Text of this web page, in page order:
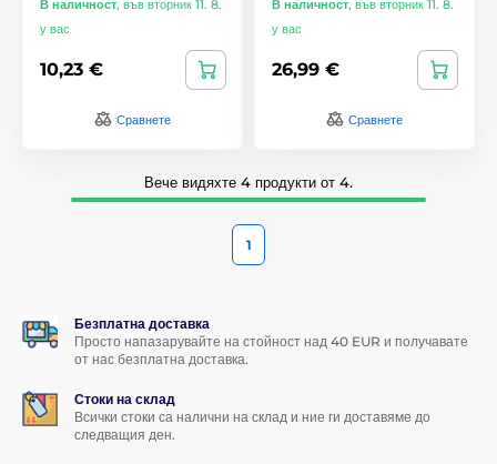
В наличност, във вторник 11. 8.
у вас
10,23 €
Сравнете
В наличност, във вторник 11. 8.
у вас
26,99 €
Сравнете
Вече видяхте 4 продукти от 4.
1
Безплатна доставка
Просто напазарувайте на стойност над 40 EUR и получавате
от нас безплатна доставка.
Стоки на склад
Всички стоки са налични на склад и ние ги доставяме до
следващия ден.